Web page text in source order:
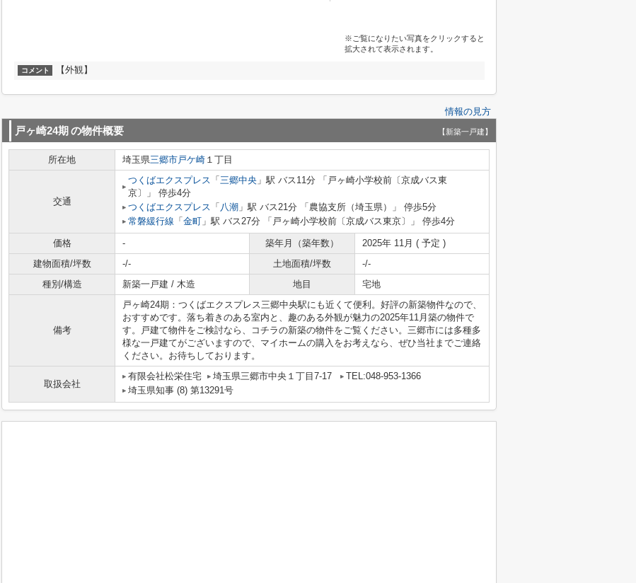
※ご覧になりたい写真をクリックすると
拡大されて表示されます。
コメント 【外観】
情報の見方
戸ヶ崎24期 の物件概要 【新築一戸建】
所在地 埼玉県三郷市戸ケ崎 １丁目
交通
つくばエクスプレス 「 三郷中央 」駅 バス11分 「戸ヶ崎小学校前〔京成バス東
京〕」 停歩4分
つくばエクスプレス 「 八潮 」駅 バス21分 「農協支所（埼玉県）」 停歩5分
常磐緩行線 「 金町 」駅 バス27分 「戸ヶ崎小学校前〔京成バス東京〕」 停歩4分
価格 - 築年月（築年数）
2025年 11月 ( 予定 )
建物面積/坪数
-/- 土地面積/坪数
-/-
種別/構造
新築一戸建 / 木造 地目 宅地
備考
戸ヶ崎24期：つくばエクスプレス三郷中央駅にも近くて便利。好評の新築物件なので、
おすすめです。落ち着きのある室内と、趣のある外観が魅力の2025年11月築の物件で
す。戸建て物件をご検討なら、コチラの新築の物件をご覧ください。三郷市には多種多
様な一戸建てがございますので、マイホームの購入をお考えなら、ぜひ当社までご連絡
ください。お待ちしております。
取扱会社
有限会社松栄住宅 埼玉県三郷市中央１丁目7-17
TEL:048-953-1366
埼玉県知事 (8) 第13291号